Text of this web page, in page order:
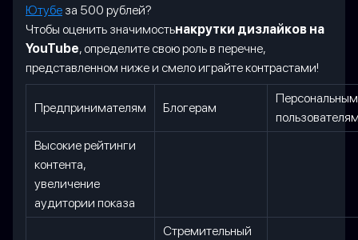
Ютубе за 500 рублей?
Чтобы оценить значимостьнакрутки дизлайков на
YouTube, определите свою роль в перечне,
представленном ниже и смело играйте контрастами!
Предпринимателям Блогерам
Персональным
Высокие рейтинги
контента,
увеличение
аудитории показа
Стремительный